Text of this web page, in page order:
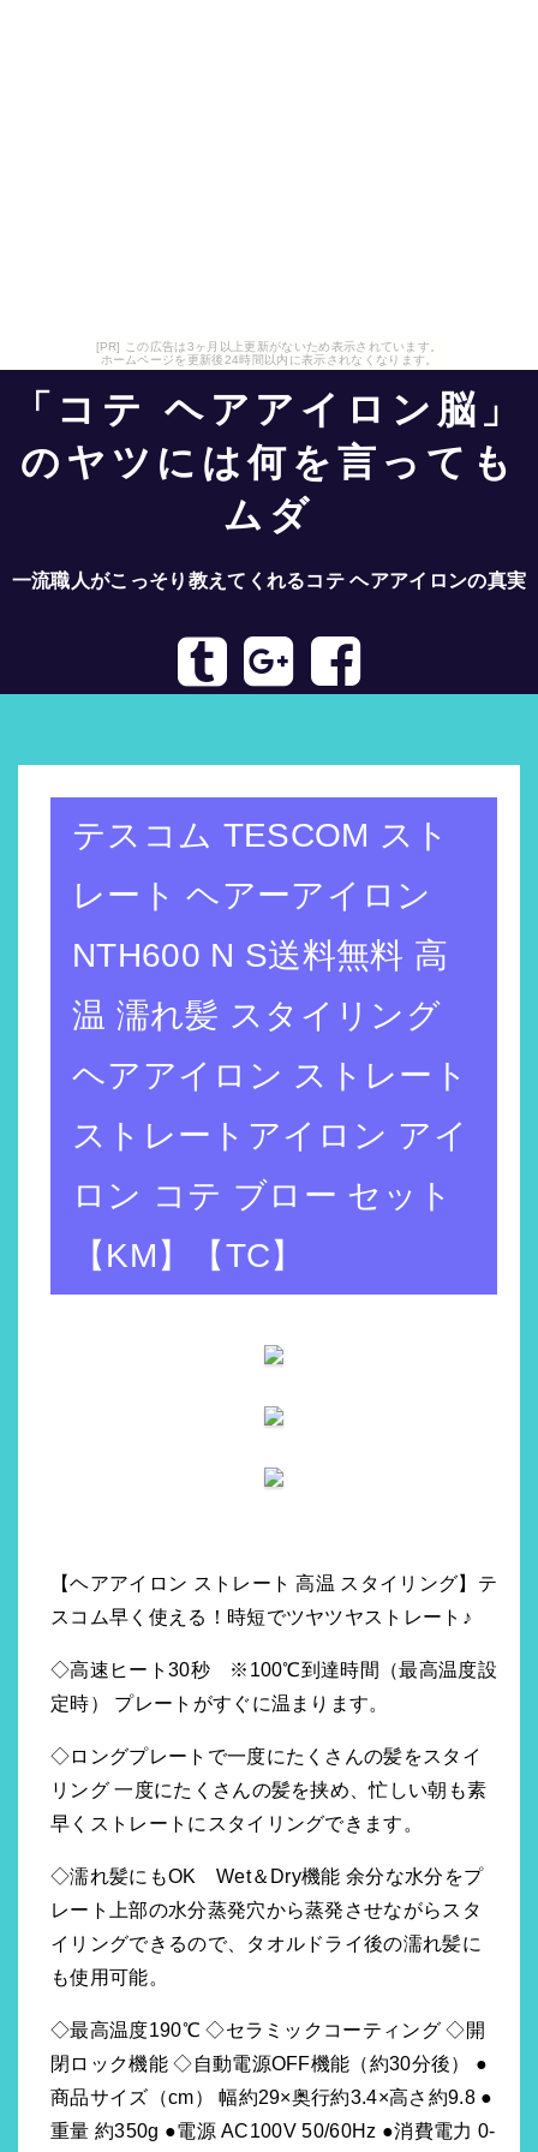
[PR] この広告は3ヶ月以上更新がないため表示されています。
ホームページを更新後24時間以内に表示されなくなります。
「コテ ヘアアイロン脳」
のヤツには何を言っても
ムダ
一流職人がこっそり教えてくれるコテ ヘアアイロンの真実
テスコム TESCOM スト
レート ヘアーアイロン
NTH600 N S送料無料 高
温 濡れ髪 スタイリング
ヘアアイロン ストレート
ストレートアイロン アイ
ロン コテ ブロー セット
【KM】【TC】
【ヘアアイロン ストレート 高温 スタイリング】テ
スコム早く使える！時短でツヤツヤストレート♪
◇高速ヒート30秒 ※100℃到達時間（最高温度設
定時） プレートがすぐに温まります。
◇ロングプレートで一度にたくさんの髪をスタイ
リング 一度にたくさんの髪を挟め、忙しい朝も素
早くストレートにスタイリングできます。
◇濡れ髪にもOK Wet＆Dry機能 余分な水分をプ
レート上部の水分蒸発穴から蒸発させながらスタ
イリングできるので、タオルドライ後の濡れ髪に
も使用可能。
◇最高温度190℃ ◇セラミックコーティング ◇開
閉ロック機能 ◇自動電源OFF機能（約30分後） ●
商品サイズ（cm） 幅約29×奥行約3.4×高さ約9.8 ●
重量 約350g ●電源 AC100V 50/60Hz ●消費電力 0-